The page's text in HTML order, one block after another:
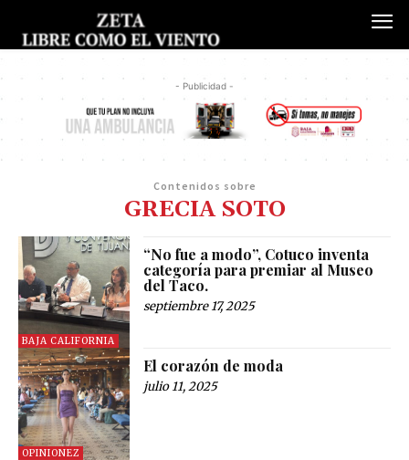
- Publicidad -
Contenidos sobre
GRECIA SOTO
BAJA CALIFORNIA
“No fue a modo”, Cotuco inventa
categoría para premiar al Museo
del Taco.
septiembre 17, 2025
OPINIONEZ
El corazón de moda
julio 11, 2025